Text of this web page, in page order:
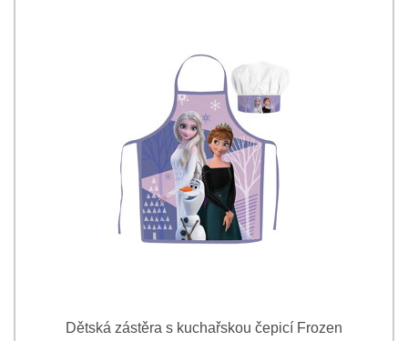
Dětská zástěra s kuchařskou čepicí Frozen